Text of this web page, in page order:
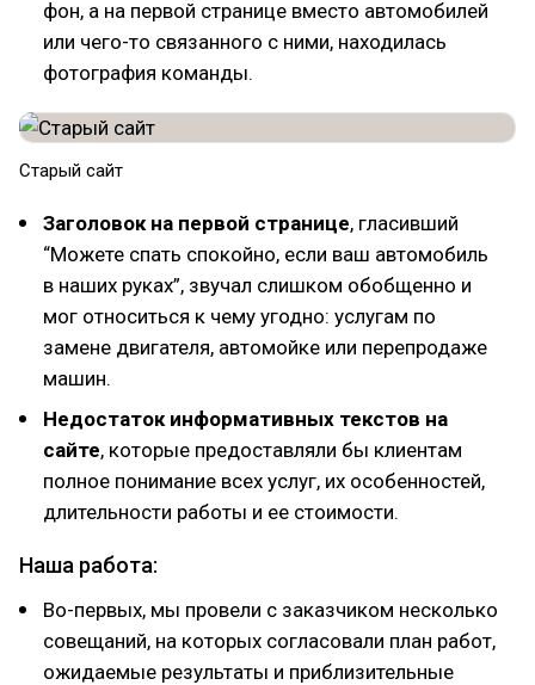
фон, а на первой странице вместо автомобилей
или чего-то связанного с ними, находилась
фотография команды.
Старый сайт
Заголовок на первой странице, гласивший
“Можете спать спокойно, если ваш автомобиль
в наших руках”, звучал слишком обобщенно и
мог относиться к чему угодно: услугам по
замене двигателя, автомойке или перепродаже
машин.
Недостаток информативных текстов на
сайте, которые предоставляли бы клиентам
полное понимание всех услуг, их особенностей,
длительности работы и ее стоимости.
Наша работа:
Во-первых, мы провели с заказчиком несколько
совещаний, на которых согласовали план работ,
ожидаемые результаты и приблизительные